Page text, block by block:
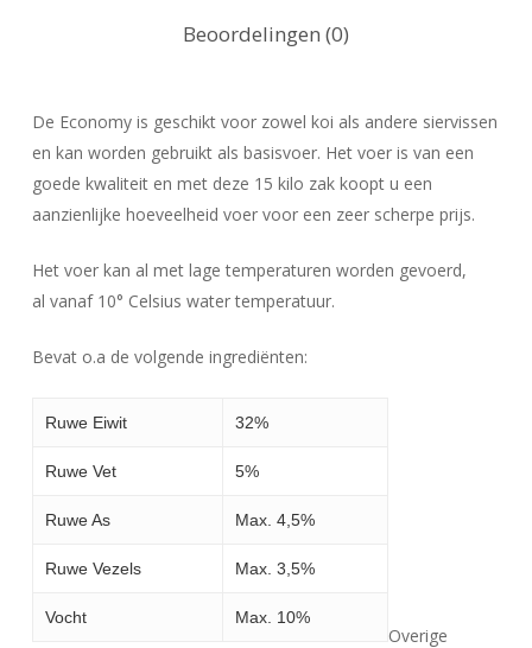
Beoordelingen (0)
De Economy is geschikt voor zowel koi als andere siervissen
en kan worden gebruikt als basisvoer. Het voer is van een
goede kwaliteit en met deze 15 kilo zak koopt u een
aanzienlijke hoeveelheid voer voor een zeer scherpe prijs.
Het voer kan al met lage temperaturen worden gevoerd,
al vanaf 10° Celsius water temperatuur.
Bevat o.a de volgende ingrediënten:
Ruwe Eiwit 32%
Ruwe Vet 5%
Ruwe As Max. 4,5%
Ruwe Vezels Max. 3,5%
Vocht Max. 10%
Overige